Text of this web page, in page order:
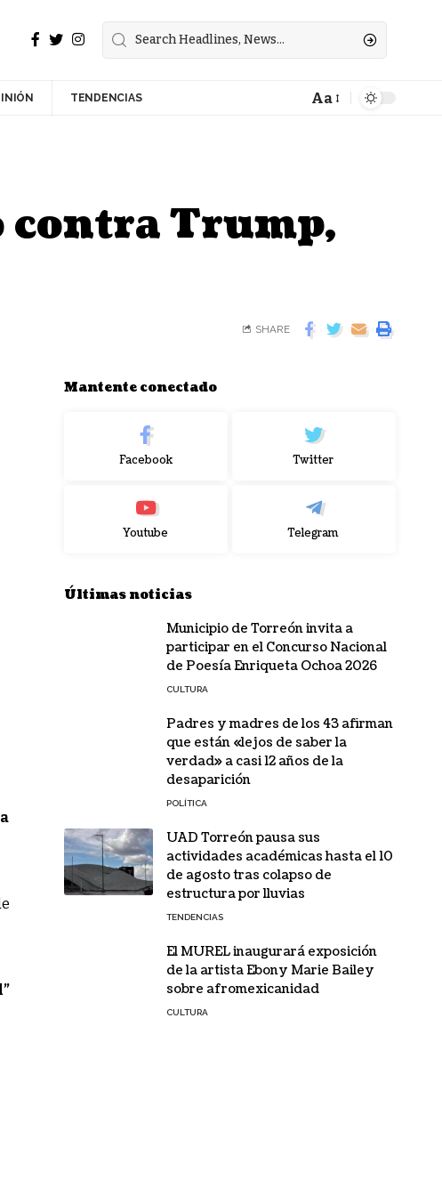
TENDENCIAS Aa
contra Trump,
SHARE
Mantente conectado
Facebook Twitter
Youtube Telegram
Últimas noticias
Municipio de Torreón invita a
participar en el Concurso Nacional
de Poesía Enriqueta Ochoa 2026
CULTURA
Padres y madres de los 43 afirman
que están «lejos de saber la
verdad» a casi 12 años de la
desaparición
POLÍTICA
UAD Torreón pausa sus
actividades académicas hasta el 10
de agosto tras colapso de
estructura por lluvias
TENDENCIAS
El MUREL inaugurará exposición
de la artista Ebony Marie Bailey
sobre afromexicanidad
CULTURA